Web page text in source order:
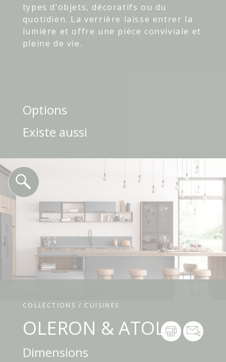
types d’objets, décoratifs ou du
quotidien. La verrière laisse entrer la
lumière et offre une pièce conviviale et
pleine de vie.
Options
Existe aussi
COLLECTIONS / CUISINES
OLERON & ATOLL
Dimensions